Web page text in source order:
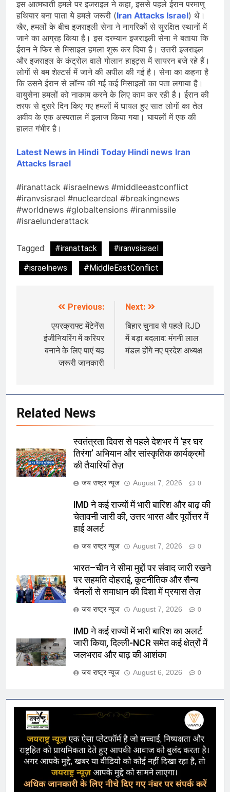
इस आत्मघाती हमले पर इजराइल ने कहा, इससे पहले ईरान परमाणु
हथियार बना पाता ये हमले जरूरी (Iran Attacks Israel) थे।
खैर, हमलों के बीच इजराइली सेना ने नागरिकों से सुरक्षित स्थानों में
जाने का आग्रह किया है। इस दरम्यान इजराइली सेना ने बताया कि
ईरान ने फिर से मिसाइल हमला शुरू कर दिया है। उत्तरी इजराइल
और इजराइल के कंट्रोल वाले गोलान हाइट्स में सायरन बजे रहे हैं।
लोगों से बम शेल्टर्स में जाने की अपील की गई है। सेना का कहना है
कि उसने ईरान से लॉन्च की गई कई मिसाइलों का पता लगाया है।
वायुसेना हमलों को नाकाम करने के लिए काम कर रही है। ईरान की
तरफ से दूसरे दिन किए गए हमलों में घायल हुए सात लोगों का तेल
अवीव के एक अस्पताल में इलाज किया गया। घायलों में एक की
हालत गंभीर है।
Latest News in Hindi Today Hindi news Iran
Attacks Israel
#iranattack #israelnews #middleeastconflict
#iranvsisrael #nucleardeal #breakingnews
#worldnews #globaltensions #iranmissile
#israelunderattack
Tagged: #iranattack
#iranvsisrael
#israelnews
#MiddleEastConflict
navigation
Previous:
एयरक्राफ्ट मेंटेनेंस
इंजीनियरिंग में करियर
बनाने के लिए पाएं यह
जरूरी जानकारी
Next:
बिहार चुनाव से पहले RJD
में बड़ा बदलाव: मंगनी लाल
मंडल होंगे नए प्रदेश अध्यक्ष
Related News
स्वतंत्रता दिवस से पहले देशभर में ‘हर घर
तिरंगा’ अभियान और सांस्कृतिक कार्यक्रमों
की तैयारियाँ तेज़
जय राष्ट्र न्यूज August 7, 2026 0
IMD ने कई राज्यों में भारी बारिश और बाढ़ की
चेतावनी जारी की, उत्तर भारत और पूर्वोत्तर में
हाई अलर्ट
जय राष्ट्र न्यूज August 7, 2026 0
भारत–चीन ने सीमा मुद्दों पर संवाद जारी रखने
पर सहमति दोहराई, कूटनीतिक और सैन्य
चैनलों से समाधान की दिशा में प्रयास तेज़
जय राष्ट्र न्यूज August 7, 2026 0
IMD ने कई राज्यों में भारी बारिश का अलर्ट
जारी किया, दिल्ली-NCR समेत कई क्षेत्रों में
जलभराव और बाढ़ की आशंका
जय राष्ट्र न्यूज August 6, 2026 0